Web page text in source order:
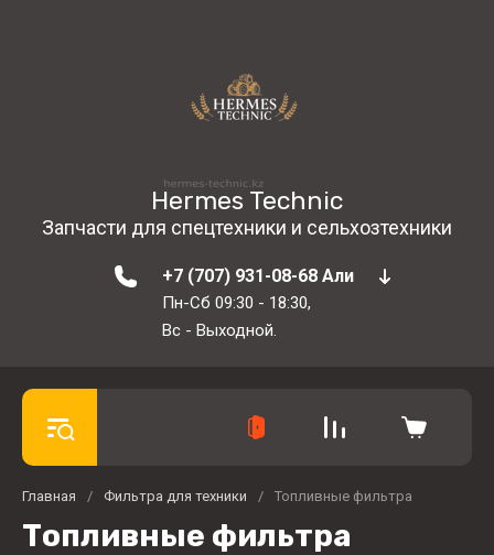
Hermes Technic
Запчасти для спецтехники и сельхозтехники
+7 (707) 931-08-68 Али
Пн-Сб 09:30 - 18:30,
Вс - Выходной.
Главная / Фильтра для техники / Топливные фильтра
Топливные фильтра